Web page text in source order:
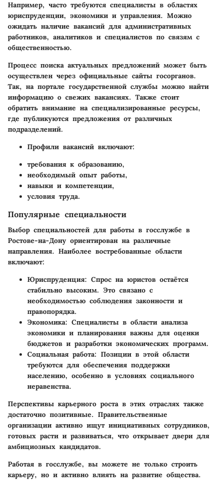
Например, часто требуются специалисты в областях
юриспруденции, экономики и управления. Можно
ожидать наличие вакансий для административных
работников, аналитиков и специалистов по связям с
общественностью.
Процесс поиска актуальных предложений может быть
осуществлен через официальные сайты госорганов.
Так, на портале государственной службы можно найти
информацию о свежих вакансиях. Также стоит
обратить внимание на специализированные ресурсы,
где публикуются предложения от различных
подразделений.
Профили вакансий включают:
требования к образованию,
необходимый опыт работы,
навыки и компетенции,
условия труда.
Популярные специальности
Выбор специальностей для работы в госслужбе в
Ростове-на-Дону ориентирован на различные
направления. Наиболее востребованные области
включают:
Юриспруденция: Спрос на юристов остаётся
стабильно высоким. Это связано с
необходимостью соблюдения законности и
правопорядка.
Экономика: Специалисты в области анализа
экономики и планирования важны для оценки
бюджетов и разработки экономических программ.
Социальная работа: Позиции в этой области
требуются для обеспечения поддержки
населению, особенно в условиях социального
неравенства.
Перспективы карьерного роста в этих отраслях также
достаточно позитивные. Правительственные
организации активно ищут инициативных сотрудников,
готовых расти и развиваться, что открывает двери для
амбициозных кандидатов.
Работая в госслужбе, вы можете не только строить
карьеру, но и активно влиять на развитие общества.